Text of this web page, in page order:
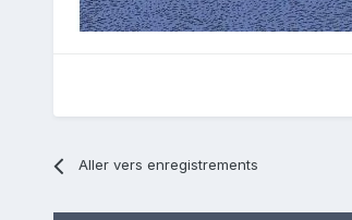
Aller vers enregistrements